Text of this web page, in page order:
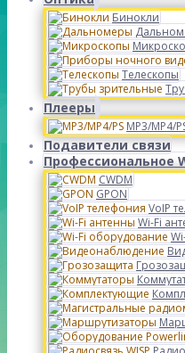
Бинокли
Телескопы
Плееры
MP3/MP4/
Подавители связи
Профессиональное
CWDM
GPON
VoIP
Wi-Fi